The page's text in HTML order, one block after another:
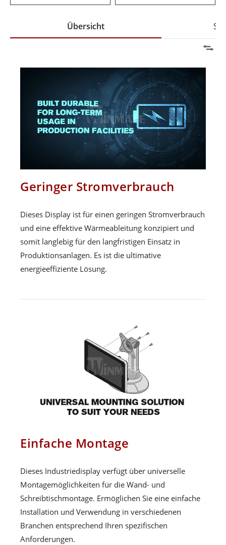
Übersicht
Geringer Stromverbrauch
Dieses Display ist für einen geringen Stromverbrauch
und eine effektive Wärmeableitung konzipiert und
somit langlebig für den langfristigen Einsatz in
Produktionsanlagen. Es ist die ultimative
energieeffiziente Lösung.
Einfache Montage
Dieses Industriedisplay verfügt über universelle
Montagemöglichkeiten für die Wand- und
Schreibtischmontage. Ermöglichen Sie eine einfache
Installation und Verwendung in verschiedenen
Branchen entsprechend Ihren spezifischen
Anforderungen.